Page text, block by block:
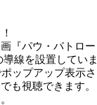
『パウ・パトロー
線を設置してい
ップアップ表示さ
も視聴できます。